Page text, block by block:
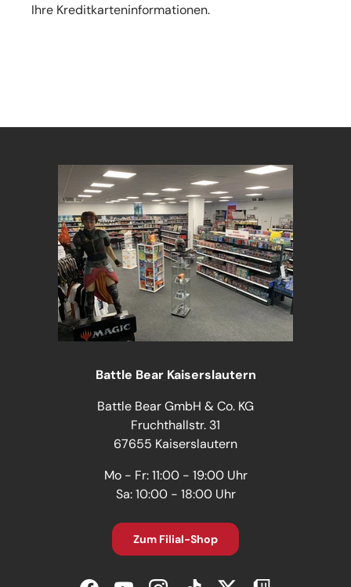
Ihre Kreditkarteninformationen.
Battle Bear Kaiserslautern
Battle Bear GmbH & Co. KG
Fruchthallstr. 31
67655 Kaiserslautern
Mo - Fr: 11:00 - 19:00 Uhr
Sa: 10:00 - 18:00 Uhr
Zum Filial-Shop